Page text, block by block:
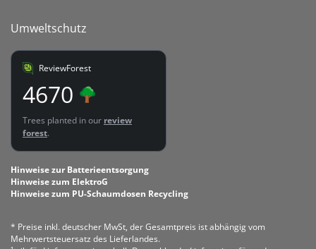
Umweltschutz
ReviewForest
4670
Trees planted in our review
forest.
Hinweise zur Batterieentsorgung
Hinweise zum ElektroG
Hinweise zum PU-Schaumdosen Recycling
* Preise inkl. deutscher MwSt, der Gesamtpreis ist abhängig vom
Mehrwertsteuersatz des Lieferlandes.